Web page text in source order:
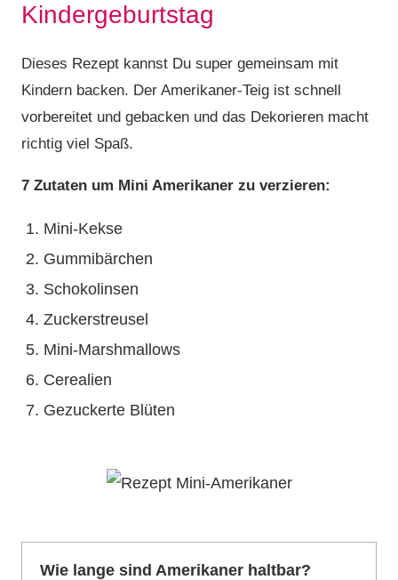
Kindergeburtstag
Dieses Rezept kannst Du super gemeinsam mit
Kindern backen. Der Amerikaner-Teig ist schnell
vorbereitet und gebacken und das Dekorieren macht
richtig viel Spaß.
7 Zutaten um Mini Amerikaner zu verzieren:
Mini-Kekse
Gummibärchen
Schokolinsen
Zuckerstreusel
Mini-Marshmallows
Cerealien
Gezuckerte Blüten
Wie lange sind Amerikaner haltbar?